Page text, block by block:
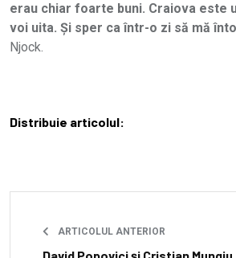
erau chiar foarte buni. Craiova este
voi uita. Și sper ca într-o zi să mă
Njock.
Distribuie articolul:
ARTICOLUL ANTERIOR